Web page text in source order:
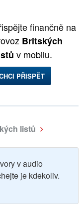
finančně na
Britských
v mobilu.
PŘISPĚT
listů
v audio
je kdekoliv.